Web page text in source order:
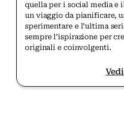
quella per i social media e
un viaggio da pianificare,
sperimentare e l’ultima
sempre l’ispirazione per
originali e coinvolgenti.